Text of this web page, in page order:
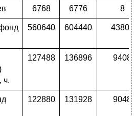
6768 6776 8
560640 604440 43800
ч.
127488 136896 9408
122880 131928 9048